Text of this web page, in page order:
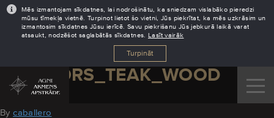
Mēs izmantojam sīkdatnes, lai nodrošinātu, ka sniedzam vislabāko pieredzi
mūsu tīmekļa vietnē. Turpinot lietot šo vietni, Jūs piekrītat, ka mēs uzkrāsim un
izmantosim sīkdatnes Jūsu ierīcē. Savu piekrišanu Jūs jebkurā laikā varat
atsaukt, nodzēšot saglabātās sīkdatnes. Lasīt vairāk
Turpināt
MARMORS_TEAK_WOOD
August 30, 2016
Bycaballero